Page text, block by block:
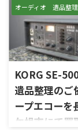
ンプで、同社らし
ワーメーター、ガ
パネル、
Guard、Sentry
備えたモデルです
左右チャン ...
コントロールアン
を出張買取させて
した。今回のお品
McIntoshらしいガ
デザインとリモー
を備えた2chソリ
式のコントロール
右チャンネルの音
切替、ボリューム
トロール、MMフ
オーディオ 遺品整理
KORG SE-
遺品整理のご
ープエコーを
ケ根市にて買